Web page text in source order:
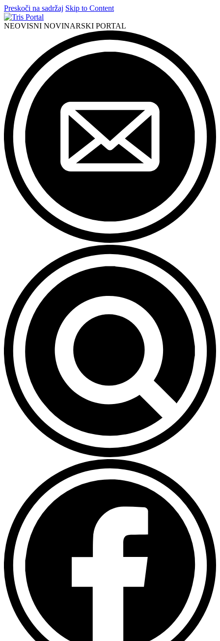
Preskoči na sadržaj Skip to Content
NEOVISNI NOVINARSKI PORTAL